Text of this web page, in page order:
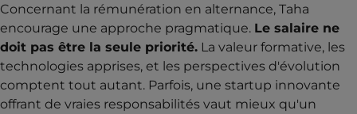
Concernant la rémunération en alternance, Taha
encourage une approche pragmatique. Le salaire ne
doit pas être la seule priorité. La valeur formative, les
technologies apprises, et les perspectives d'évolution
comptent tout autant. Parfois, une startup innovante
offrant de vraies responsabilités vaut mieux qu'un